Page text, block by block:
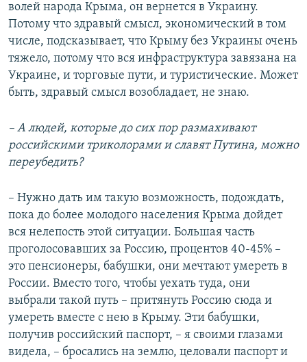
волей народа Крыма, он вернется в Украину.
Потому что здравый смысл, экономический в том
числе, подсказывает, что Крыму без Украины очень
тяжело, потому что вся инфраструктура завязана на
Украине, и торговые пути, и туристические. Может
быть, здравый смысл возобладает, не знаю.
– А людей, которые до сих пор размахивают
российскими триколорами и славят Путина, можно
переубедить?
– Нужно дать им такую возможность, подождать,
пока до более молодого населения Крыма дойдет
вся нелепость этой ситуации. Большая часть
проголосовавших за Россию, процентов 40-45% –
это пенсионеры, бабушки, они мечтают умереть в
России. Вместо того, чтобы уехать туда, они
выбрали такой путь – притянуть Россию сюда и
умереть вместе с нею в Крыму. Эти бабушки,
получив российский паспорт, – я своими глазами
видела, – бросались на землю, целовали паспорт и